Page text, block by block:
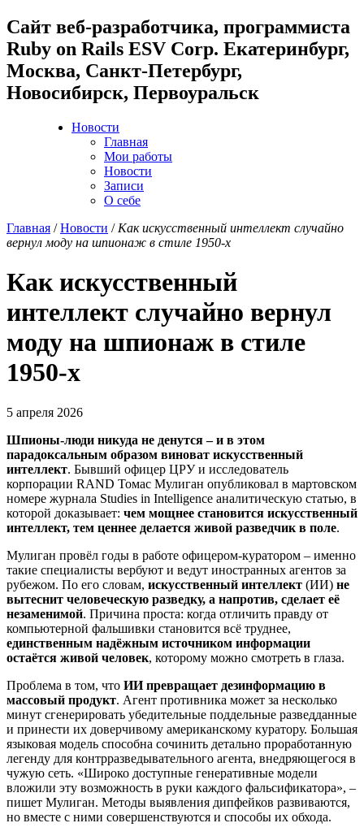
Cайт веб-разработчика, программиста
Ruby on Rails ESV Corp. Екатеринбург,
Москва, Санкт-Петербург,
Новосибирск, Первоуральск
Новости
Главная
Мои работы
Новости
Записи
О себе
Главная /Новости / Как искусственный интеллект случайно
вернул моду на шпионаж в стиле 1950-х
Как искусственный
интеллект случайно вернул
моду на шпионаж в стиле
1950-х
5 апреля 2026
Шпионы-люди никуда не денутся – и в этом
парадоксальным образом виноват искусственный
интеллект. Бывший офицер ЦРУ и исследователь
корпорации RAND Томас Мулиган опубликовал в мартовском
номере журнала Studies in Intelligence аналитическую статью, в
которой доказывает: чем мощнее становится искусственный
интеллект, тем ценнее делается живой разведчик в поле.
Мулиган провёл годы в работе офицером-куратором – именно
такие специалисты вербуют и ведут иностранных агентов за
рубежом. По его словам, искусственный интеллект (ИИ) не
вытеснит человеческую разведку, а напротив, сделает её
незаменимой. Причина проста: когда отличить правду от
компьютерной фальшивки становится всё труднее,
единственным надёжным источником информации
остаётся живой человек, которому можно смотреть в глаза.
Проблема в том, что ИИ превращает дезинформацию в
массовый продукт. Агент противника может за несколько
минут сгенерировать убедительные поддельные разведданные
и принести их доверчивому американскому куратору. Большая
языковая модель способна сочинить детально проработанную
легенду для контрразведывательного агента, внедряющегося в
чужую сеть. «Широко доступные генеративные модели
вложили эту возможность в руки каждого фальсификатора», –
пишет Мулиган. Методы выявления дипфейков развиваются,
но вместе с ними совершенствуются и способы их обхода.